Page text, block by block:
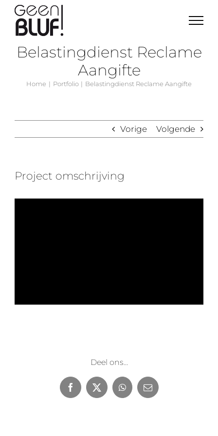
naar
inhoud
Belastingdienst Reclame
Aangifte
Home Portfolio Belastingdienst Reclame Aangifte
Vorige Volgende
Project omschrijving
Deel ons...
Facebook
X WhatsApp
E-
mail